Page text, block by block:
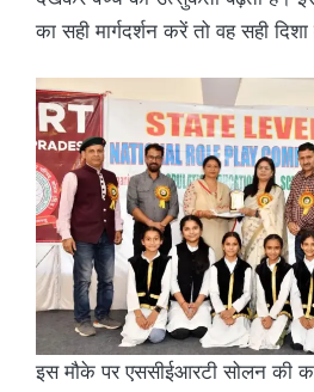
का सही मार्गदर्शन करें तो वह सही
इस मौके पर एससीईआरटी सोलन की